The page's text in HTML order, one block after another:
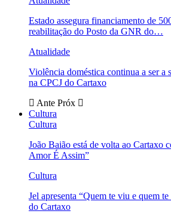
Estado assegura financiamento de
reabilitação do Posto da GNR do…
Atualidade
Violência doméstica continua a ser a
na CPCJ do Cartaxo
Ante Próx
Cultura
Cultura
João Baião está de volta ao Cartaxo
Amor É Assim”
Cultura
Jel apresenta “Quem te viu e quem
do Cartaxo